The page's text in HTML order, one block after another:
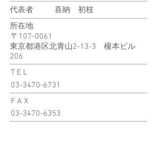
代表者
喜納 初枝
所在地
〒107-0061
東京都港区北青山2-13-3 榎本ビル
206
T E L
03-3470-6731
F A X
03-3470-6353